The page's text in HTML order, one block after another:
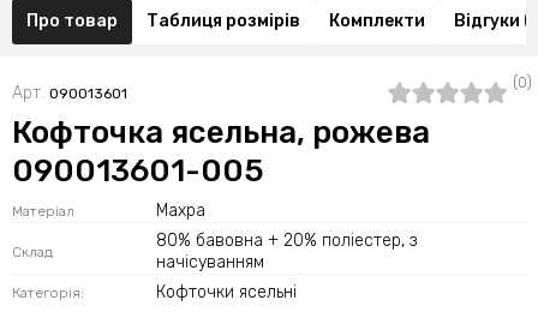
Про товар Таблиця розмірів Комплекти Відгуки
Арт. 090013601
(0)
Кофточка ясельна, рожева
090013601-005
Матеріал Махра
Склад
80% бавовна + 20% поліестер, з
начісуванням
Категорія: Кофточки ясельні